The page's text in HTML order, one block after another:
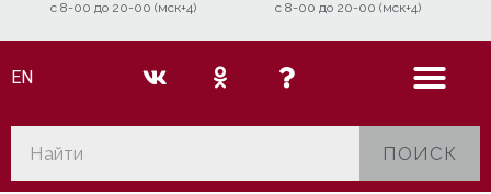
c 8-00 до 20-00 (мск+4) c 8-00 до 20-00 (мск+4)
EN
ПОИСК